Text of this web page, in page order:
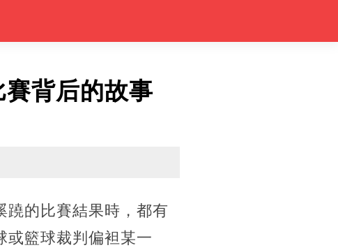
背后的故事
蹺的比賽結果時，都有
或籃球裁判偏袒某一